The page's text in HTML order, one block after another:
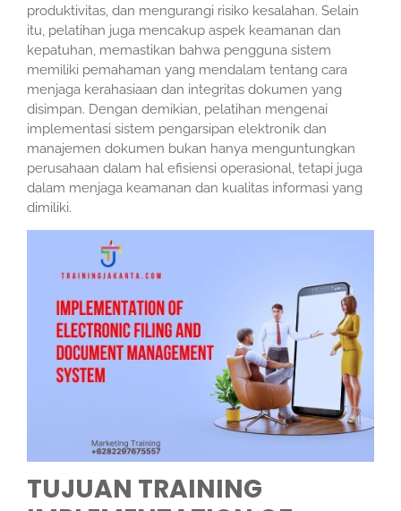
produktivitas, dan mengurangi risiko kesalahan. Selain
itu, pelatihan juga mencakup aspek keamanan dan
kepatuhan, memastikan bahwa pengguna sistem
memiliki pemahaman yang mendalam tentang cara
menjaga kerahasiaan dan integritas dokumen yang
disimpan. Dengan demikian, pelatihan mengenai
implementasi sistem pengarsipan elektronik dan
manajemen dokumen bukan hanya menguntungkan
perusahaan dalam hal efisiensi operasional, tetapi juga
dalam menjaga keamanan dan kualitas informasi yang
dimiliki.
TUJUAN TRAINING